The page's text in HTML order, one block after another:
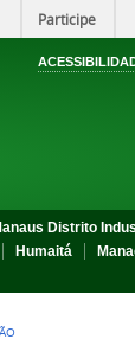
Participe
Distrito
Humaitá